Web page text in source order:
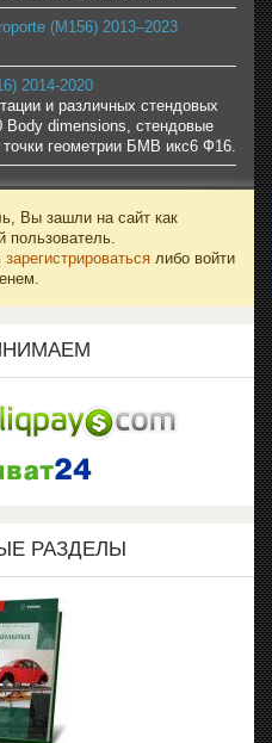
(M156) 2013–2023
2014-2020
и различных стендовых
Body dimensions, стендовые
геометрии БМВ икс6 Ф16.
Вы зашли на сайт как
пользователь.
зарегистрироваться либо войти
РАЗДЕЛЫ